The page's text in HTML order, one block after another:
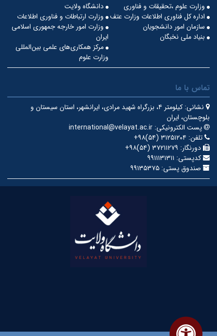
دانشگاه ولایت
وزارت علوم ،تحقیقات و فناوری
وزارت ارتباطات و فناوری اطلاعات
اداره کل فناوری اطلاعات وزارت عتف
وزارت امور خارجه جمهوری اسلامی
ایران
سازمان امور دانشجویان
بنیاد ملی نخبگان
مرکز همکاری‌های علمی بین‌المللی
وزارت علوم
تماس با ما
نشانی:
کیلومتر ۴، بزرگراه شهید مرادی، ایرانشهر، استان سیستان و
بلوچستان، ایران
پست الکترونیکی: international@velayat.ac.ir
تلفن: ‎+۹۸(۵۴) ۳۱۲۵۱۲۰۴
دورنگار: ‎+۹۸(۵۴) ۳۷۲۱۱۲۷۹
کدپستی: ۹۹۱۱۱۳۱۳۱۱
صندوق پستی: ۹۹۱۳۵۳۷۵